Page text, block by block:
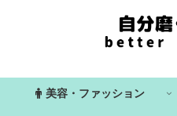
美容・ファッション